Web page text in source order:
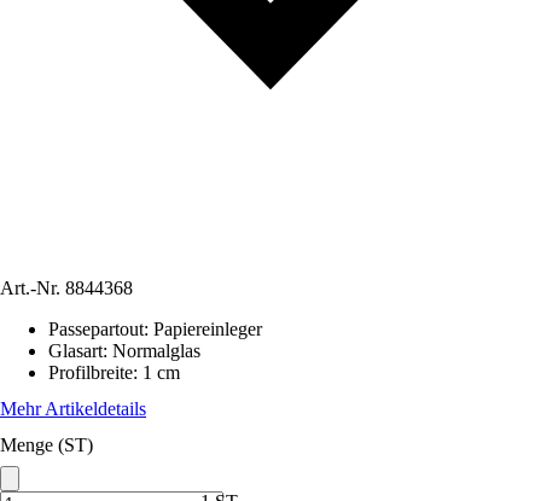
Art.-Nr. 8844368
Passepartout: Papiereinleger
Glasart: Normalglas
Profilbreite: 1 cm
Mehr Artikeldetails
Menge (ST)